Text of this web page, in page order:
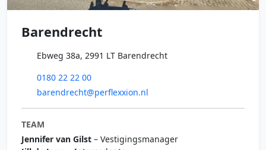
Barendrecht
Ebweg 38a, 2991 LT Barendrecht
0180 22 22 00
barendrecht@perflexxion.nl
TEAM
Jennifer van Gilst – Vestigingsmanager